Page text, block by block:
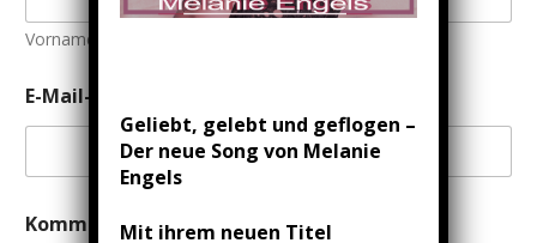
N
a
e
K
o
m
n
Vorname
E-Mail-Adresse
Kommentar oder Nachricht
Geliebt, gelebt und geflogen –
Der neue Song von Melanie
Engels
Mit ihrem neuen Titel